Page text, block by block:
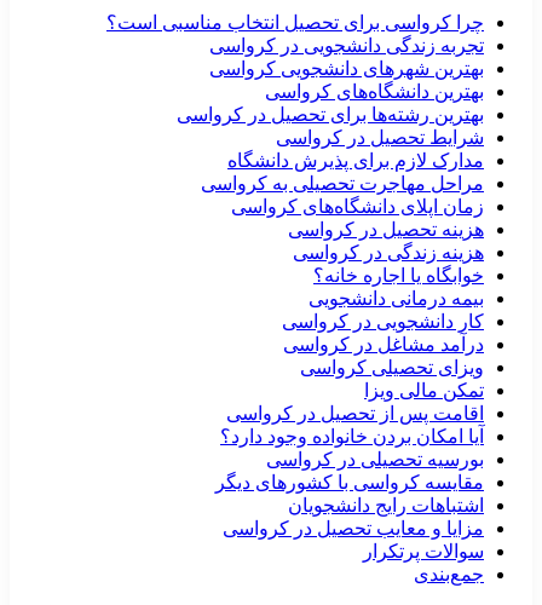
چرا کرواسی برای تحصیل انتخاب مناسبی است؟
تجربه زندگی دانشجویی در کرواسی
بهترین شهرهای دانشجویی کرواسی
بهترین دانشگاه‌های کرواسی
بهترین رشته‌ها برای تحصیل در کرواسی
شرایط تحصیل در کرواسی
مدارک لازم برای پذیرش دانشگاه
مراحل مهاجرت تحصیلی به کرواسی
زمان اپلای دانشگاه‌های کرواسی
هزینه تحصیل در کرواسی
هزینه زندگی در کرواسی
خوابگاه یا اجاره خانه؟
بیمه درمانی دانشجویی
کار دانشجویی در کرواسی
درآمد مشاغل در کرواسی
ویزای تحصیلی کرواسی
تمکن مالی ویزا
اقامت پس از تحصیل در کرواسی
آیا امکان بردن خانواده وجود دارد؟
بورسیه تحصیلی در کرواسی
مقایسه کرواسی با کشورهای دیگر
اشتباهات رایج دانشجویان
مزایا و معایب تحصیل در کرواسی
سوالات پرتکرار
جمع‌بندی